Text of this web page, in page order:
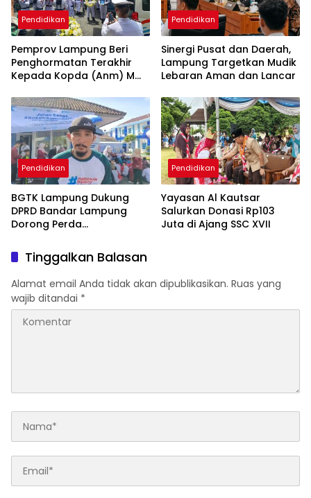
Pendidikan
Pemprov Lampung Beri
Penghormatan Terakhir
Kepada Kopda (Anm) M
Pendidikan
Sinergi Pusat dan Daerah,
Lampung Targetkan Mudik
Lebaran Aman dan Lancar
Pendidikan
BGTK Lampung Dukung
DPRD Bandar Lampung
Dorong Perda
Pendidikan
Yayasan Al Kautsar
Salurkan Donasi Rp103
Juta di Ajang SSC XVII
Tinggalkan Balasan
Alamat email Anda tidak akan dipublikasikan. Ruas yang
wajib ditandai *